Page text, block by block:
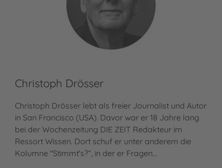
Christoph Drösser
Christoph Drösser lebt als freier Journalist und Autor
in San Francisco (USA). Davor war er 18 Jahre lang
bei der Wochenzeitung DIE ZEIT Redakteur im
Ressort Wissen. Dort schuf er unter anderem die
Kolumne "Stimmt's?“, in der er Fragen…